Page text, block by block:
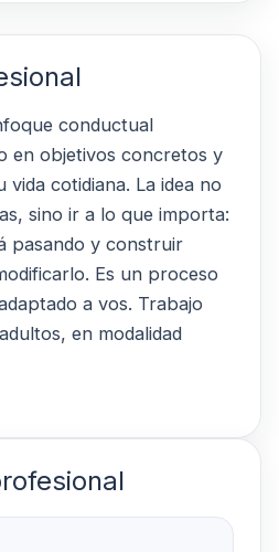
conductual
en objetivos concretos y
vida cotidiana. La idea no
sino ir a lo que importa:
pasando y construir
Es un proceso
a vos. Trabajo
en modalidad